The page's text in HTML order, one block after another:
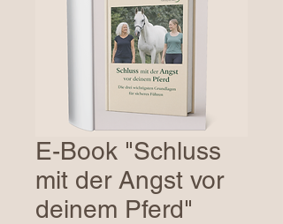
E-Book "Schluss
mit der Angst vor
deinem Pferd"